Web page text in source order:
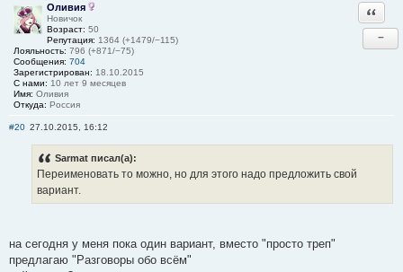
Оливия
Новичок
Возраст: 50
Репутация: 1364 (+1479/−115)
Лояльность: 796 (+871/−75)
Сообщения: 704
Зарегистрирован: 18.10.2015
С нами: 10 лет 9 месяцев
Имя: Оливия
Откуда: Россия
−
#20 27.10.2015, 16:12
Sarmat писал(а):
Переименовать то можно, но для этого надо предложить свой
вариант.
на сегодня у меня пока один вариант, вместо "просто треп"
предлагаю "Разговоры обо всём"